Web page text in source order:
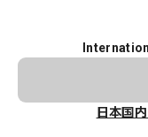
日本国